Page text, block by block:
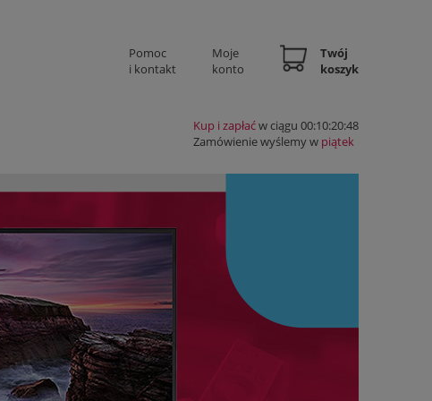
Pomoc
i kontakt
Moje
konto
Twój
koszyk
Kup i zapłaćw ciągu 00:10:20:47
Zamówienie wyślemy w piątek